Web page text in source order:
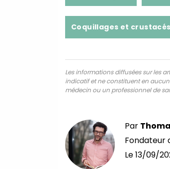
Coquillages et crustacés
Les informations diffusées sur les
indicatif et ne constituent en
médecin ou un professionnel de
Par
Fondateur
Le13/09/